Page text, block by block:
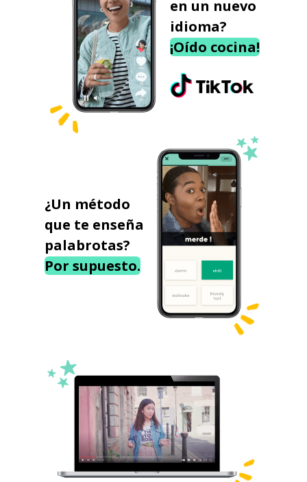
en un nuevo
idioma?
¡Oído cocina!
¿Un método
que te enseña
palabrotas?
Por supuesto.